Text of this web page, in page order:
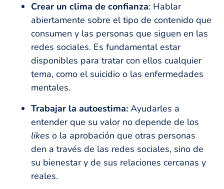
Crear un clima de confianza: Hablar
abiertamente sobre el tipo de contenido que
consumen y las personas que siguen en las
redes sociales. Es fundamental estar
disponibles para tratar con ellos cualquier
tema, como el suicidio o las enfermedades
mentales.
Trabajar la autoestima:Ayudarles a
entender que su valor no depende de los
likes o la aprobación que otras personas
den a través de las redes sociales, sino de
su bienestar y de sus relaciones cercanas y
reales.